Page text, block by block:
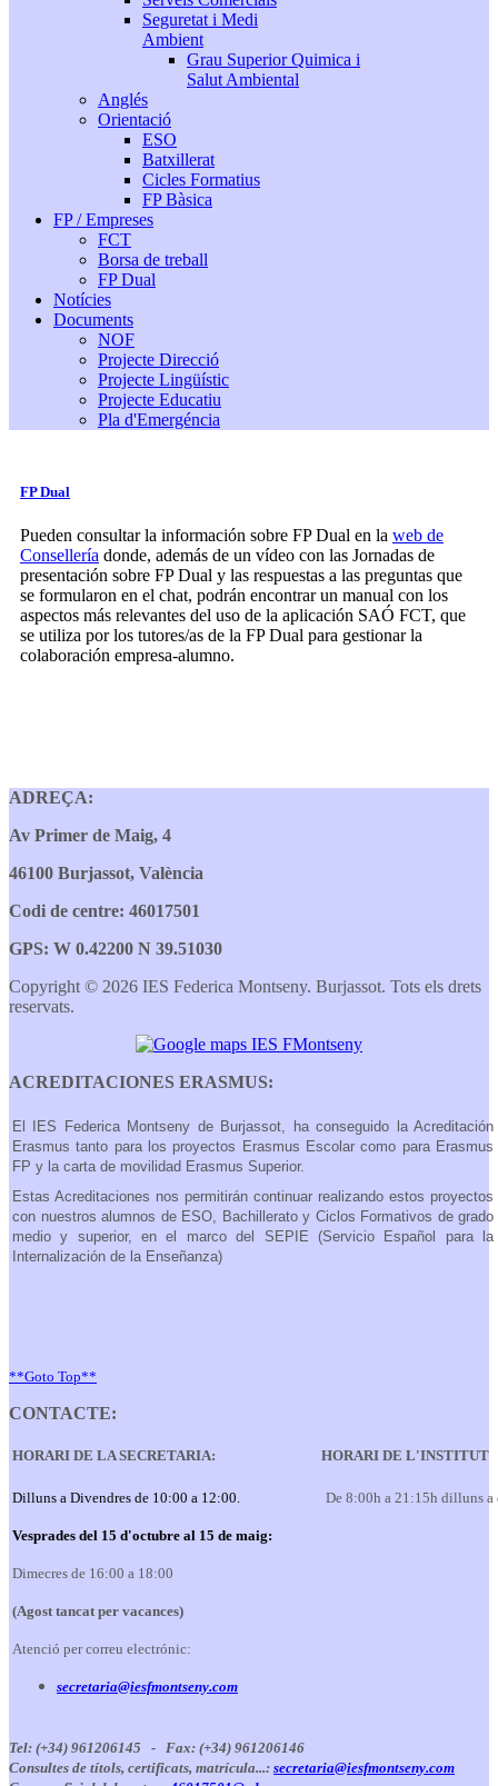
Seguretat i Medi
Ambient
Grau Superior Quimica i
Salut Ambiental
Anglés
Orientació
ESO
Batxillerat
Cicles Formatius
FP Bàsica
FP / Empreses
FCT
Borsa de treball
FP Dual
Notícies
Documents
NOF
Projecte Direcció
Projecte Lingüístic
Projecte Educatiu
Pla d'Emergéncia
FP Dual
Pueden consultar la información sobre FP Dual en la web de
Consellería donde, además de un vídeo con las Jornadas de
presentación sobre FP Dual y las respuestas a las preguntas que
se formularon en el chat, podrán encontrar un manual con los
aspectos más relevantes del uso de la aplicación SAÓ FCT, que
se utiliza por los tutores/as de la FP Dual para gestionar la
colaboración empresa-alumno.
ADREÇA:
Av Primer de Maig, 4
46100 Burjassot, València
Codi de centre: 46017501
GPS: W 0.42200 N 39.51030
Copyright © 2026 IES Federica Montseny. Burjassot. Tots els drets
reservats.
ACREDITACIONES ERASMUS:
El IES Federica Montseny de Burjassot, ha conseguido la Acreditación
Erasmus tanto para los proyectos Erasmus Escolar como para Erasmus
FP y la carta de movilidad Erasmus Superior.
Estas Acreditaciones nos permitirán continuar realizando estos proyectos
con nuestros alumnos de ESO, Bachillerato y Ciclos Formativos de grado
medio y superior, en el marco del SEPIE (Servicio Español para la
Internalización de la Enseñanza)
**Goto Top**
CONTACTE:
HORARI DE LA SECRETARIA: HORARI DE L'INSTITUT
Dilluns a Divendres de 10:00 a 12:00.
Vesprades del 15 d'octubre al 15 de maig:
Dimecres de 16:00 a 18:00
(Agost tancat per vacances)
Atenció per correu electrónic:
secretaria@iesfmontseny.com
De 8:00h a 21:15h dilluns a
Tel: (+34) 961206145 - Fax: (+34) 961206146
Consultes de títols, certificats, matrícula...: secretaria@iesfmontseny.com